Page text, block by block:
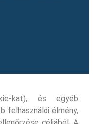
kat), és egyéb
felhasználói élmény,